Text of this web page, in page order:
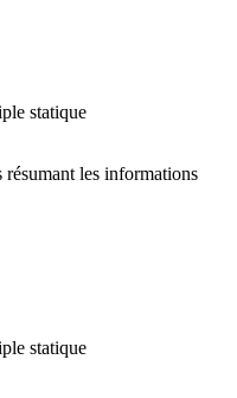
statique
les informations
statique